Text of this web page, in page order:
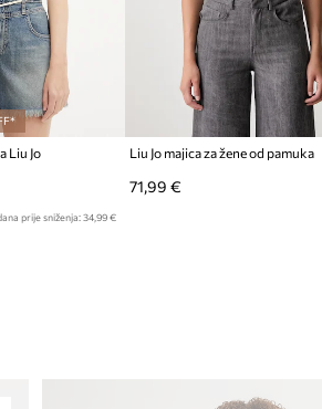
Liu Jo
prije sniženja:34,99 €
Liu Jo majica za žene od pamuka
71,99 €